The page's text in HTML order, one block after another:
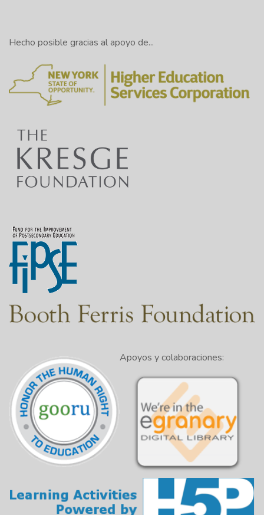
Hecho posible gracias al apoyo de...
Apoyos y colaboraciones: